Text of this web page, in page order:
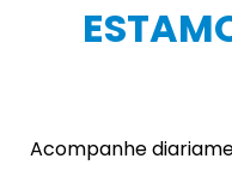
Acompanhe